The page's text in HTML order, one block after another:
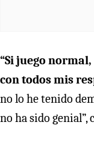
“Si juego normal,
con todos mis
no lo he tenido
no ha sido genial”,